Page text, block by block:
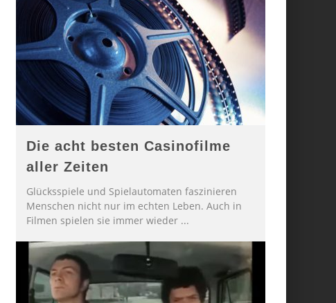
Die acht besten Casinofilme
aller Zeiten
Glücksspiele und Spielautomaten faszinieren
Menschen nicht nur im echten Leben. Auch in
Filmen spielen sie immer wieder ...